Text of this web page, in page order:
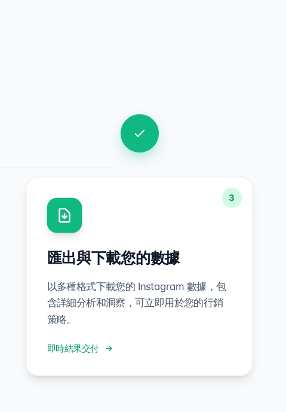
3
3
匯出與下載您的數據
以多種格式下載您的 Instagram 數據，包
含詳細分析和洞察，可立即用於您的行銷
策略。
即時結果交付